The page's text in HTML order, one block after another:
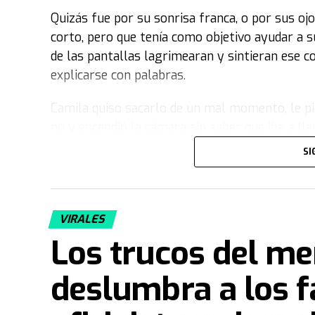
Quizás fue por su sonrisa franca, o por sus
corto, pero que tenía como objetivo ayudar a
de las pantallas lagrimearan y sintieran ese
explicarse con palabras.
La historia de Félix y Camila
Cuando volvía del colegio, los fines de
mamá, como muchos, Cami encontró siempre
sus primeros pasos hasta las decisiones más
manera, no solo se convirtió en su cómplice
Félix espediatraen Villa María, Córdoba.
atendiendo todos los días y fue el médico de
VIRALES
Los trucos del
deslumbra a los